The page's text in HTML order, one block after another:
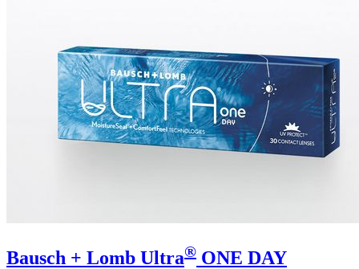
Bausch + Lomb Ultra® ONE DAY